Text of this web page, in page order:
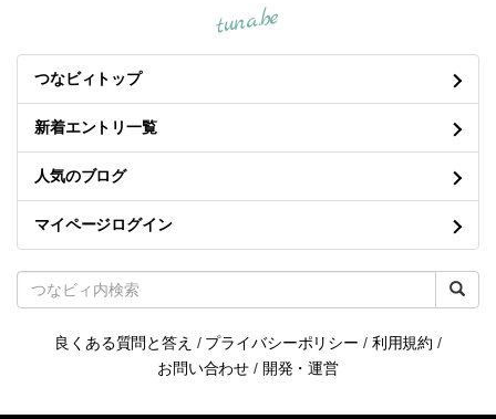
tuna.be
つなビィトップ
新着エントリ一覧
人気のブログ
マイページログイン
良くある質問と答え / プライバシーポリシー / 利用規約 /
お問い合わせ / 開発・運営